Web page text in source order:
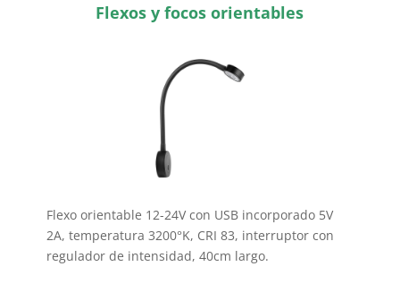
Flexos y focos orientables
Flexo orientable 12-24V con USB incorporado 5V
2A, temperatura 3200°K, CRI 83, interruptor con
regulador de intensidad, 40cm largo.